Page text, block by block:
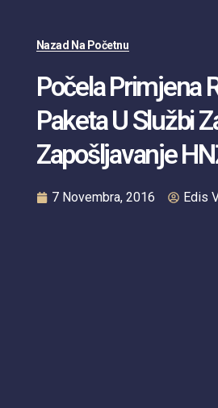
Nazad Na Početnu
Počela Primjena
Paketa U Službi
Zapošljavanje
7 Novembra, 2016 Edis